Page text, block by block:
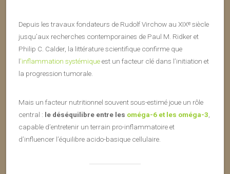
Depuis les travaux fondateurs de Rudolf Virchow au XIXᵉ siècle
jusqu’aux recherches contemporaines de Paul M. Ridker et
Philip C. Calder, la littérature scientifique confirme que
l’inflammation systémiqueest un facteur clé dans l’initiation et
la progression tumorale.
Mais un facteur nutritionnel souvent sous-estimé joue un rôle
central : le déséquilibre entre les oméga-6 et les oméga-3
capable d’entretenir un terrain pro-inflammatoire et
d’influencer l’équilibre acido-basique cellulaire.